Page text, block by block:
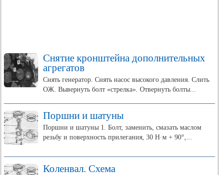
Снятие кронштейна дополнительных
агрегатов
Снять генератор. Снять насос высокого давления. Слить
ОЖ. Вывернуть болт «стрелка». Отвернуть болты...
Поршни и шатуны
Поршни и шатуны 1. Болт, заменить, смазать маслом
резьбу и поверхность прилегания, 30 Н·м + 90°,...
Коленвал. Схема